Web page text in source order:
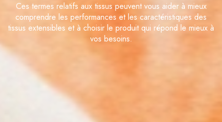
Ces termes relatifs aux tissus peuvent vous aider à mieux
comprendre les performances et les caractéristiques des
tissus extensibles et à choisir le produit qui répond le mieux à
vos besoins.